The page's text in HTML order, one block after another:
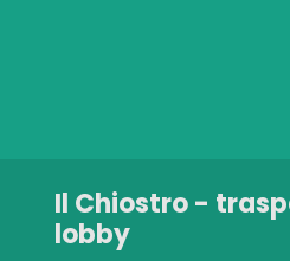
Il Chiostro -
lobby